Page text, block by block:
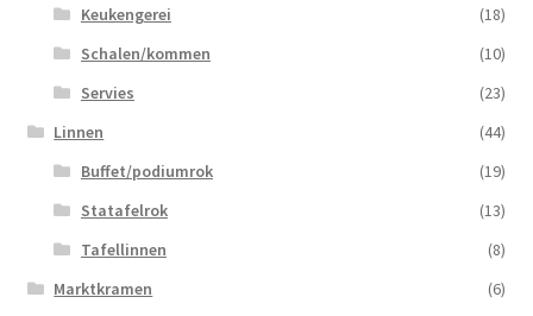
Keukengerei
(18)
Schalen/kommen
(10)
Servies
(23)
Linnen
(44)
Buffet/podiumrok
(19)
Statafelrok
(13)
Tafellinnen
(8)
Marktkramen
(6)